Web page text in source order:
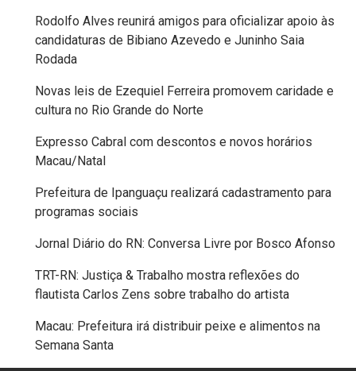
GOVERNO
DO
RN
GUAMARÉ
HOMENAGEM
IMPOSTO
INCLUSÃO
INDEPENDÊNCIA
BRASIL
Rodolfo Alves reunirá amigos para oficializar apoio às
candidaturas de Bibiano Azevedo e Juninho Saia
Rodada
Novas leis de Ezequiel Ferreira promovem caridade e
cultura no Rio Grande do Norte
Expresso Cabral com descontos e novos horários
Macau/Natal
Prefeitura de Ipanguaçu realizará cadastramento para
programas sociais
Jornal Diário do RN: Conversa Livre por Bosco Afonso
TRT-RN: Justiça & Trabalho mostra reflexões do
flautista Carlos Zens sobre trabalho do artista
Macau: Prefeitura irá distribuir peixe e alimentos na
Semana Santa